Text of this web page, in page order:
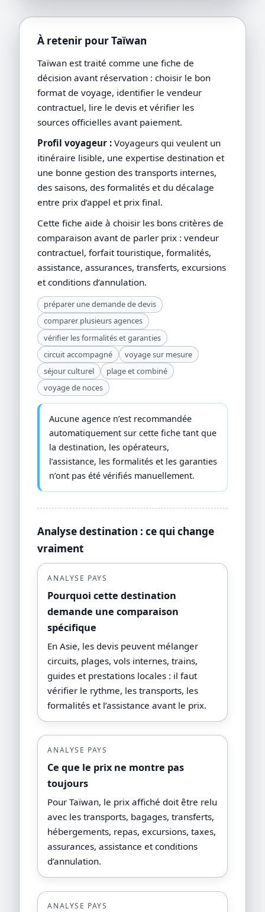
À retenir pour Taïwan
Taïwan est traité comme une fiche de
décision avant réservation : choisir le bon
format de voyage, identifier le vendeur
contractuel, lire le devis et vérifier les
sources officielles avant paiement.
Profil voyageur : Voyageurs qui veulent un
itinéraire lisible, une expertise destination et
une bonne gestion des transports internes,
des saisons, des formalités et du décalage
entre prix d’appel et prix final.
Cette fiche aide à choisir les bons critères de
comparaison avant de parler prix : vendeur
contractuel, forfait touristique, formalités,
assistance, assurances, transferts, excursions
et conditions d’annulation.
préparer une demande de devis
comparer plusieurs agences
vérifier les formalités et garanties
circuit accompagné
voyage sur mesure
séjour culturel
plage et combiné
voyage de noces
Aucune agence n’est recommandée
automatiquement sur cette fiche tant que
la destination, les opérateurs,
l’assistance, les formalités et les garanties
n’ont pas été vérifiés manuellement.
Analyse destination : ce qui change
vraiment
ANALYSE PAYS
Pourquoi cette destination
demande une comparaison
spécifique
En Asie, les devis peuvent mélanger
circuits, plages, vols internes, trains,
guides et prestations locales : il faut
vérifier le rythme, les transports, les
formalités et l’assistance avant le prix.
ANALYSE PAYS
Ce que le prix ne montre pas
toujours
Pour Taïwan, le prix affiché doit être relu
avec les transports, bagages, transferts,
hébergements, repas, excursions, taxes,
assurances, assistance et conditions
d’annulation.
ANALYSE PAYS